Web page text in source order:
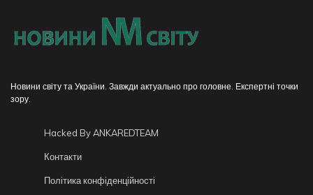
Новини світу та України. Завжди актуально про головне. Експертні точки
зору.
Hacked By ANKAREDTEAM
Контакти
Політика конфіденційності